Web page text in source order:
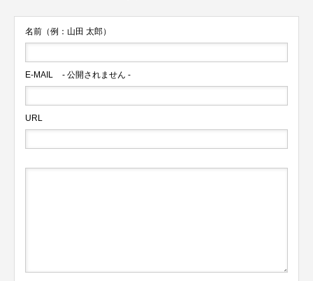
名前（例：山田 太郎）
E-MAIL - 公開されません -
URL